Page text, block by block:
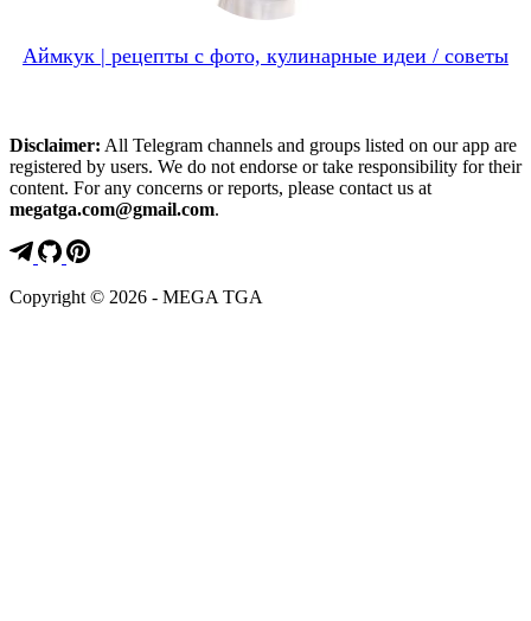
Аймкук | рецепты с фото, кулинарные идеи / советы
Disclaimer: All Telegram channels and groups listed on our app are
registered by users. We do not endorse or take responsibility for their
content. For any concerns or reports, please contact us at
megatga.com@gmail.com.
Copyright © 2026 - MEGA TGA